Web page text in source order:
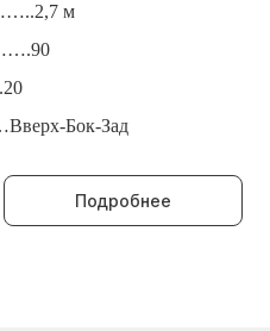
м
Бок-Зад
Подробнее